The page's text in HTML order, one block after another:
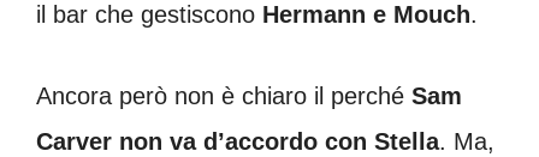
il bar che gestiscono Hermann e Mouch.
Ancora però non è chiaro il perché Sam
Carver non va d’accordo con Stella. Ma,